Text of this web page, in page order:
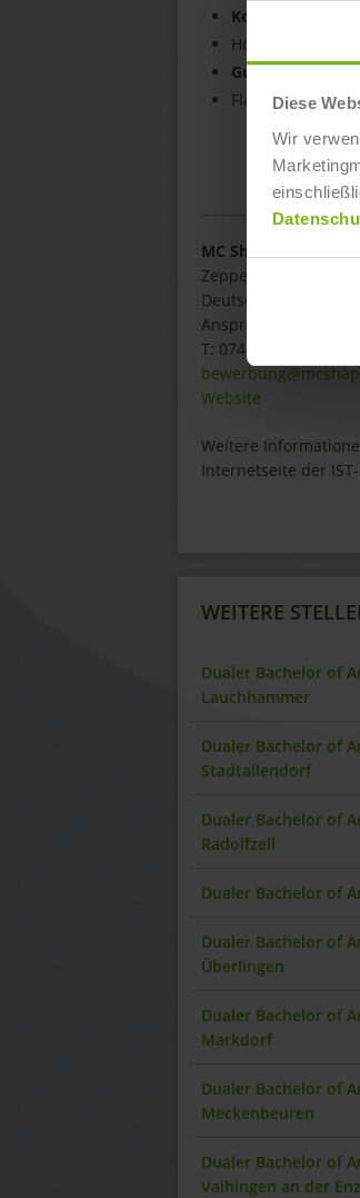
Diese
Wir
Kostenloses
Hochwertige
Gute Work-Life
Flache Hierarchie
MC Shape Dornstadt
Zeppelinstraße 4
Deutschland
Ansprechpartner:
T: 07452/ 97011843
Website
Weitere
Internetseite der
WEITERE
Dualer Bachelor of
Lauchhammer
Dualer Bachelor of
Stadtallendorf
Dualer Bachelor of
Radolfzell
Dualer Bachelor of
Dualer Bachelor of
Überlingen
Dualer Bachelor of
Markdorf
Dualer Bachelor of
Meckenbeuren
Dualer Bachelor of
Vaihingen an der Enz